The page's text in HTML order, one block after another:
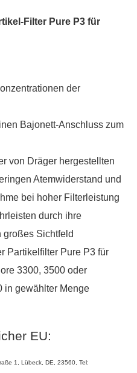
Filter Pure P3 für
der
Bajonett-Anschluss zum
von Dräger hergestellten
Atemwiderstand und
bei hoher Filterleistung
durch ihre
großes Sichtfeld
Partikelfilter Pure P3 für
3300, 3500 oder
in gewählter Menge
EU:
1 Lübeck DE 23560 Tel: